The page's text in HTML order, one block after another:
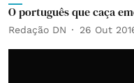
O português que caça
Redação DN 26 Out